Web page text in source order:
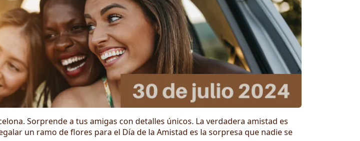
Sorprende a tus amigas con detalles únicos. La verdadera amistad es
un ramo de flores para el Día de la Amistad es la sorpresa que nadie se